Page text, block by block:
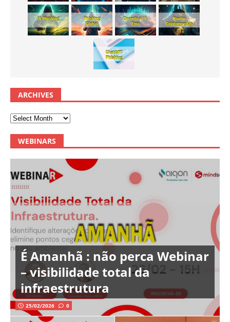
ARCHIVES
WEBINARS
É Amanhã : não perca Webinar
– visibilidade total da
infraestrutura
25/02/2026 0